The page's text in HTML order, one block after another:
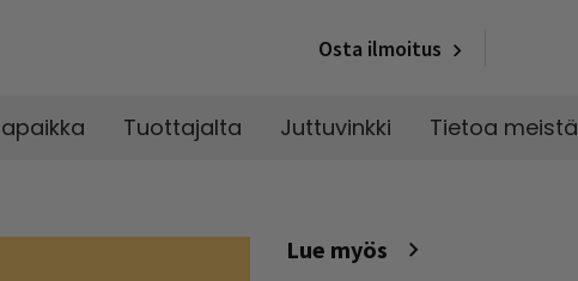
Osta ilmoitus
Tuottajalta Juttuvinkki Tietoa meistä
Lue myös